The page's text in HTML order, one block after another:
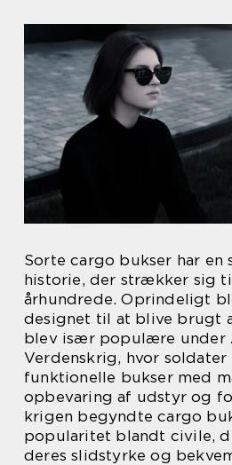
Sorte cargo bukser har en
historie, der strækker sig
århundrede. Oprindeligt
designet til at blive brugt
blev især populære under
Verdenskrig, hvor
funktionelle bukser med
opbevaring af udstyr og
krigen begyndte cargo
popularitet blandt civile,
deres slidstyrke og